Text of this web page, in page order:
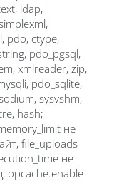
ldap,
pdo, ctype,
pdo_pgsql,
xmlreader, zip,
pdo_sqlite,
sysvshm,
hash;
не
file_uploads
не
opcache.enable